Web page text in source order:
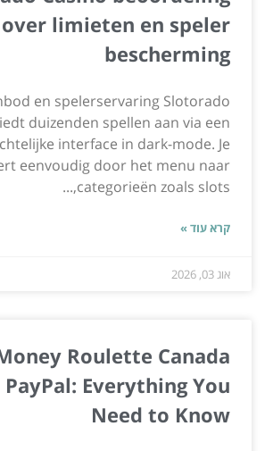
over limieten en speler
bescherming
en spelerservaring Slotorado
duizenden spellen aan via een
interface in dark-mode. Je
eenvoudig door het menu naar
categorieën zoals slots,...
קרא עוד »
אוג 03, 2026
Roulette Canada
Everything You
Need to Know